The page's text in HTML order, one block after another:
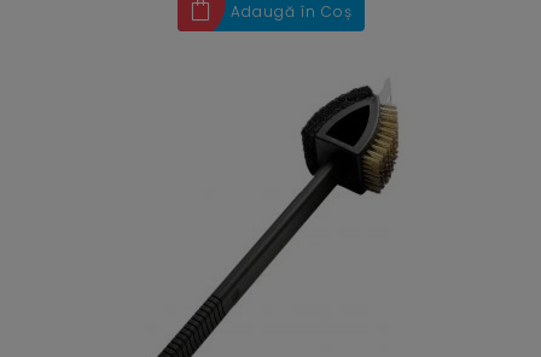
Adaugă în Coș